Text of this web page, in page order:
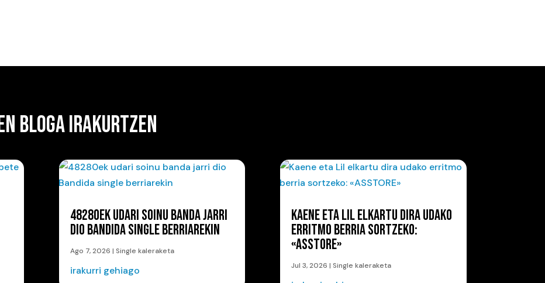
BLOGA IRAKURTZEN
48280EK UDARI SOINU BANDA JARRI
DIO BANDIDA SINGLE BERRIAREKIN
Ago 7, 2026 | Single kaleraketa
irakurri gehiago
KAENE ETA LIL ELKARTU DIRA UDAKO
ERRITMO BERRIA SORTZEKO:
«ASSTORE»
Jul 3, 2026 | Single kaleraketa